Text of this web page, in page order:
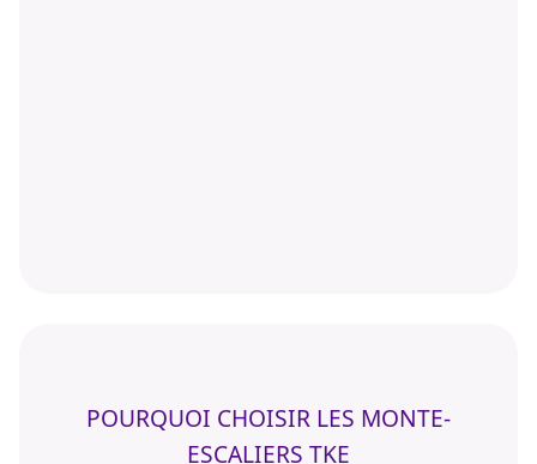
POURQUOI CHOISIR LES MONTE-
ESCALIERS TKE